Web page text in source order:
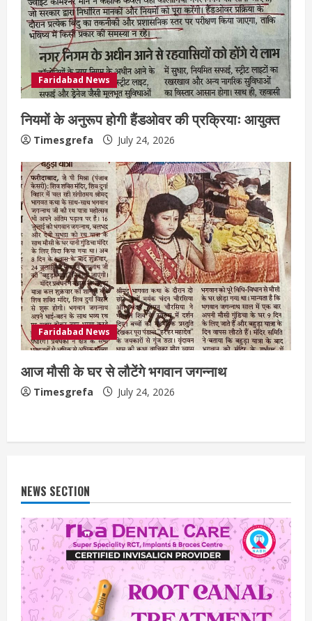
Faridabad News
नियमों के अनुरूप होगी हैंडओवर की प्रक्रियाः आयुक्त
Timesgrefa July 24, 2026
Faridabad News
आज मौसी के घर से लौटेंगे भगवान जगन्नाथ
Timesgrefa July 24, 2026
NEWS SECTION